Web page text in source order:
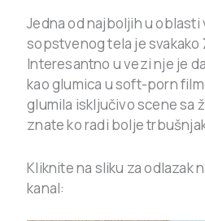
Jedna od najboljih u oblasti
sopstvenog tela je svakako
Interesantno u vezi nje je
kao glumica u soft-porn
glumila isključivo scene sa
znate ko radi bolje
Kliknite na sliku za odlazak
kanal: